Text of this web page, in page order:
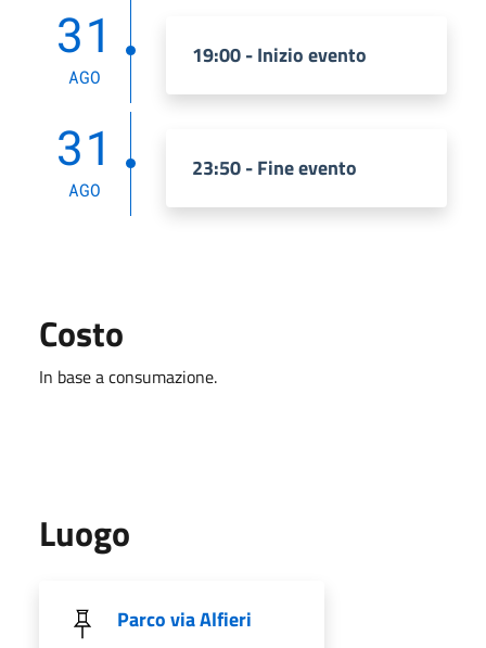
31
AGO
19:00 - Inizio evento
31
AGO
23:50 - Fine evento
Costo
In base a consumazione.
Luogo
Parco via Alfieri